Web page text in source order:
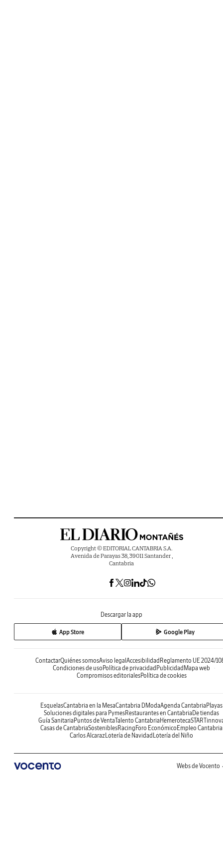
Copyright © EDITORIAL CANTABRIA S.A.
Avenida de Parayas 38, 39011 Santander ,
Cantabria
Descargar la app
App Store Google Play
ContactarQuiénes somosAviso legal Accesibilidad Reglamento UE 2024/
Condiciones de uso Política de privacidad Publicidad Mapa web
Compromisos editorialesPolítica de cookies
EsquelasCantabria en la MesaCantabria DModaAgenda Cantabria Playas
Soluciones digitales para PymesRestaurantes en Cantabria De tiendas
Guía Sanitaria Puntos de VentaTalento Cantabria Hemeroteca
Casas de CantabriaSosteniblesRacing Foro Económico Empleo Cantabria
Carlos AlcarazLotería de Navidad Lotería del Niño
Webs de Vocento